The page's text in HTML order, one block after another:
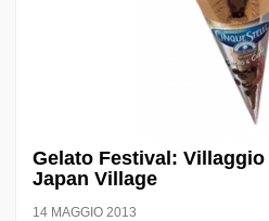
Gelato Festival: Villaggio
Japan Village
14 MAGGIO 2013